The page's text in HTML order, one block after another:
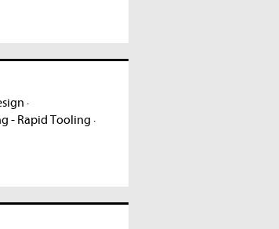
·
- Rapid Tooling ·